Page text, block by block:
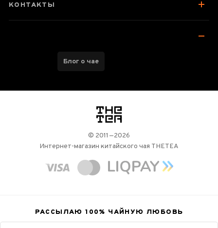
КОНТАКТЫ
Блог о чае
логотип
© 2011—2026
Интернет-магазин китайского чая THETEA
РАССЫЛАЮ 100% ЧАЙНУЮ ЛЮБОВЬ